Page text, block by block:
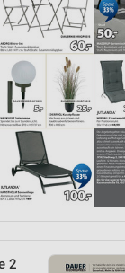
2
von